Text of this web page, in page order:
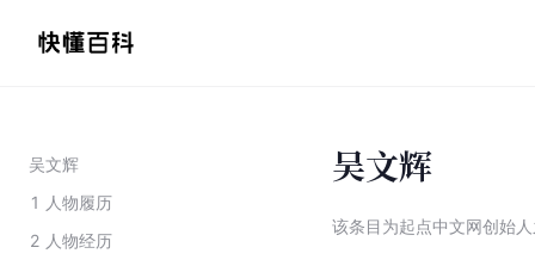
吴文辉
1 人物履历
2 人物经历
吴文辉
该条目为起点中文网创始